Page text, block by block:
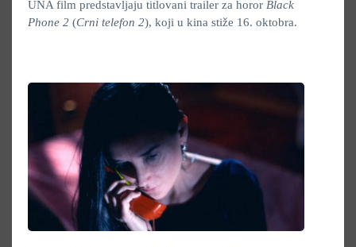
UNA film predstavljaju titlovani trailer za horor Black
Phone 2 (Crni telefon 2), koji u kina stiže 16. oktobra.